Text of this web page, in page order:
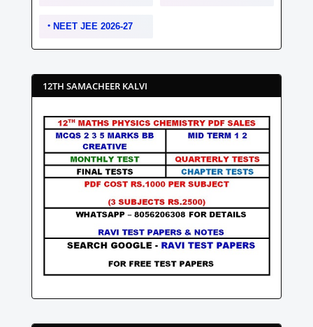
NEET JEE 2026-27
12TH SAMACHEER KALVI